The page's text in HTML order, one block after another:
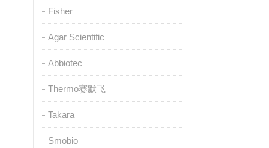
Fisher
Agar Scientific
Abbiotec
Thermo赛默飞
Takara
Smobio